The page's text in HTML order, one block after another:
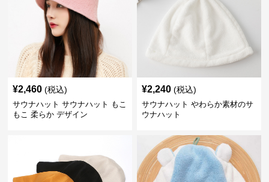
¥2,460 (税込)
サウナハット サウナハット もこ
もこ 柔らか デザイン
¥2,240 (税込)
サウナハット やわらか素材のサ
ウナハット